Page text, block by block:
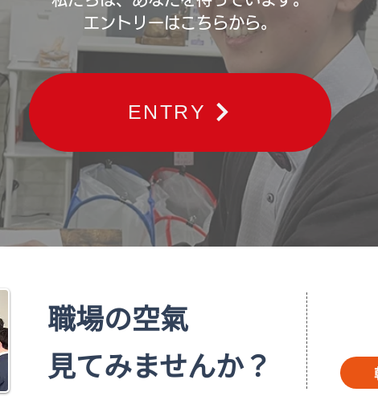
エントリーはこちらから。
ENTRY
職場の空氣
見てみませんか？